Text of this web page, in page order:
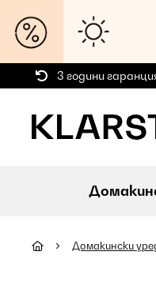
3 години
Домакински